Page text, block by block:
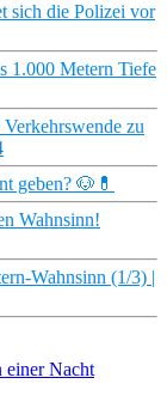
sich die Polizei vor
1.000 Metern Tiefe
zu
geben? 🐶💊
Wahnsinn!
Wahnsinn (1/3) |
einer Nacht